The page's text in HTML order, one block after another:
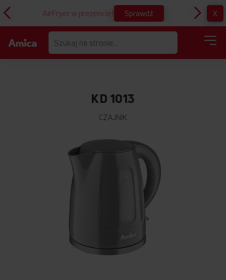
AirFryer w prezencie! Sprawdź X
KD 1013
CZAJNIK